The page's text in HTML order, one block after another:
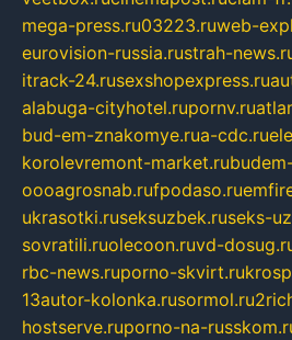
mega-press.ru03223.ruweb-
eurovision-russia.rustrah-
itrack-24.rusexshopexpress.ru
alabuga-cityhotel.rupornv.ru
bud-em-znakomye.rua-cdc.ru
korolevremont-market.ru
oooagrosnab.rufpodaso.ru
ukrasotki.ruseksuzbek.ruseks-
sovratili.ruolecoon.ruvd-
rbc-news.ruporno-skvirt.ru
13autor-kolonka.rusormol.ru
hostserve.ruporno-na-